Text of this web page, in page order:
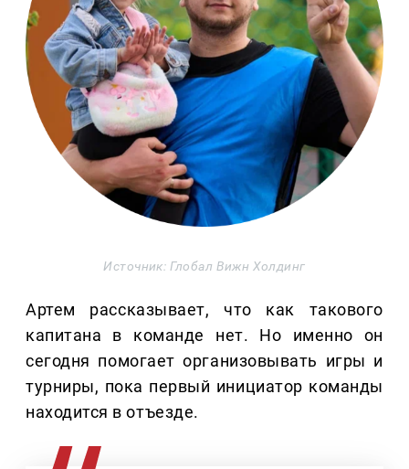
Источник: Глобал Вижн Холдинг
Артем рассказывает, что как такового
капитана в команде нет. Но именно он
сегодня помогает организовывать игры и
турниры, пока первый инициатор команды
находится в отъезде.